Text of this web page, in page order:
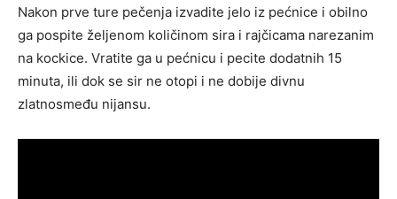
Nakon prve ture pečenja izvadite jelo iz pećnice i obilno
ga pospite željenom količinom sira i rajčicama narezanim
na kockice. Vratite ga u pećnicu i pecite dodatnih 15
minuta, ili dok se sir ne otopi i ne dobije divnu
zlatnosmeđu nijansu.